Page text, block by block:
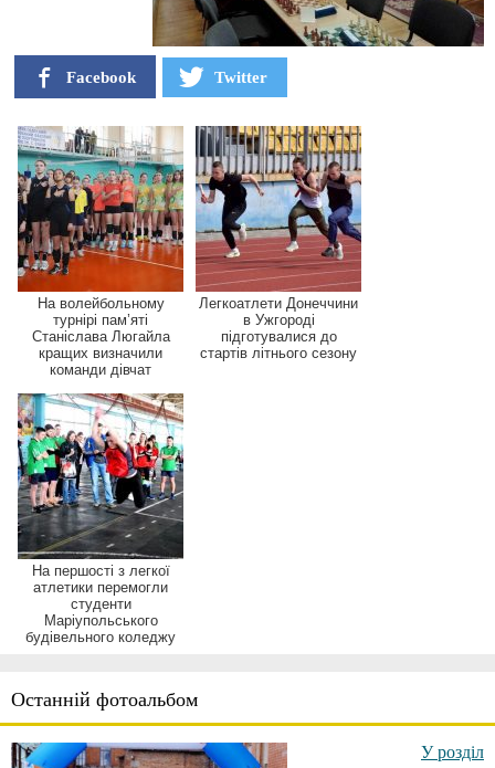
Останній фотоальбом
У розділ
Facebook Twitter
На волейбольному
турнірі пам’яті
Станіслава Люгайла
кращих визначили
команди дівчат
Легкоатлети Донеччини
в Ужгороді
підготувалися до
стартів літнього сезону
На першості з легкої
атлетики перемогли
студенти
Маріупольського
будівельного коледжу